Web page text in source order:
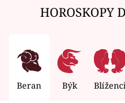
HOROSKOPY
Beran Býk